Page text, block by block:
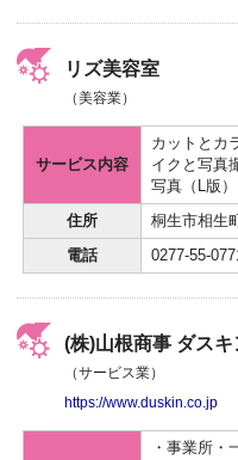
リズ美容室
（美容業）
サービス内容
カットとカ
イクと写真
写真（L版
住所 桐生市相生
電話 0277-55-
(株)山根商事 ダス
（サービス業）
https://www.duskin.co.jp
・事業所・